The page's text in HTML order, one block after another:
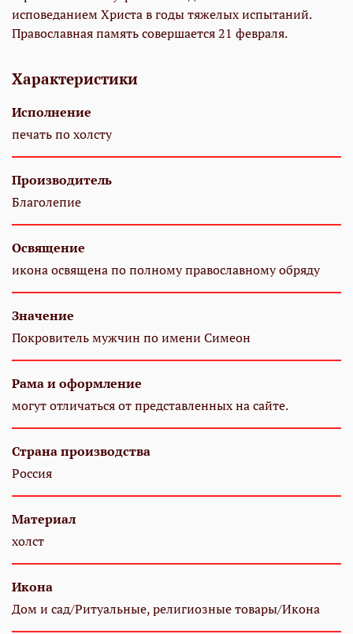
исповеданием Христа в годы тяжелых испытаний.
Православная память совершается 21 февраля.
Характеристики
Исполнение
печать по холсту
Производитель
Благолепие
Освящение
икона освящена по полному православному обряду
Значение
Покровитель мужчин по имени Симеон
Рама и оформление
могут отличаться от представленных на сайте.
Страна производства
Россия
Материал
холст
Икона
Дом и сад/Ритуальные, религиозные товары/Икона